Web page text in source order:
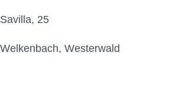
Savilla, 25
Welkenbach, Westerwald